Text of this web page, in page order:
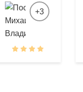
+3